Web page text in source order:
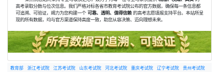
高考录取分数与位次信息。我们严格对标各省市教育考试院公布的官方数据，确保每一条信息都
可追溯、可验证，竭力为您构建一个 可靠、透明、值得信赖 的高考志愿填报支持平台。本站所呈
现的所有数据，均与官方渠道保持高度一致，助您从容决策、迈向理想未来。
教育部 浙江考试院 江苏考试院 山东考试院 河北考试院 重庆考试院 辽宁考试院
贵州考试院